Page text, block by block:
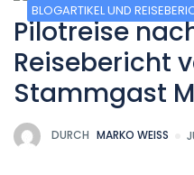
BLOGARTIKEL UND
Pilotreise
Reisebericht
Stammgast
DURCH MARKO WEISS